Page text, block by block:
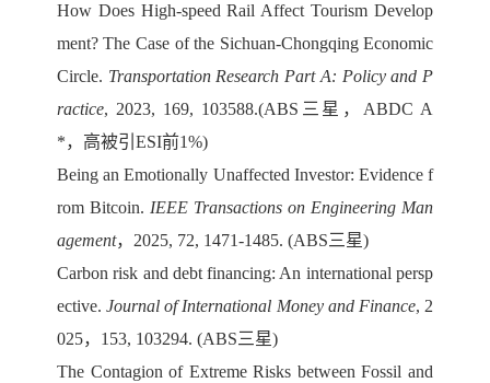
How Does High-speed Rail Affect Tourism Develop
ment? The Case of the Sichuan-Chongqing Economic
Circle. Transportation Research Part A: Policy and P
ractice, 2023, 169, 103588.(ABS 三星 ，ABDC A
*， 高被引 ESI前1%)
Being an Emotionally Unaffected Investor: Evidence f
rom Bitcoin. IEEE Transactions on Engineering Man
agement， 2025, 72, 1471-1485. (ABS三星)
Carbon risk and debt financing: An international persp
ective.Journal of International Money and Finance, 2
025，153, 103294. (ABS三星)
The Contagion of Extreme Risks between Fossil and